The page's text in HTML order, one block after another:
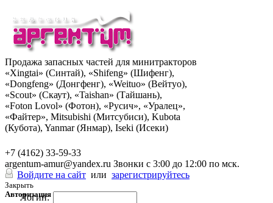
Продажа запасных частей для минитракторов
«Xingtai» (Синтай), «Shifeng» (Шифенг),
«Dongfeng» (Донгфенг), «Weituo» (Вейтуо),
«Scout» (Скаут), «Taishan» (Тайшань),
«Foton Lovol» (Фотон), «Русич», «Уралец»,
«Файтер», Mitsubishi (Митсубиси), Kubota
(Кубота), Yanmar (Янмар), Iseki (Исеки)
+7 (4162) 33-59-33
argentum-amur@yandex.ru Звонки с 3:00 до 12:00 по мск.
Войдите на сайт или зарегистрируйтесь
Закрыть
Авторизация
Логин: